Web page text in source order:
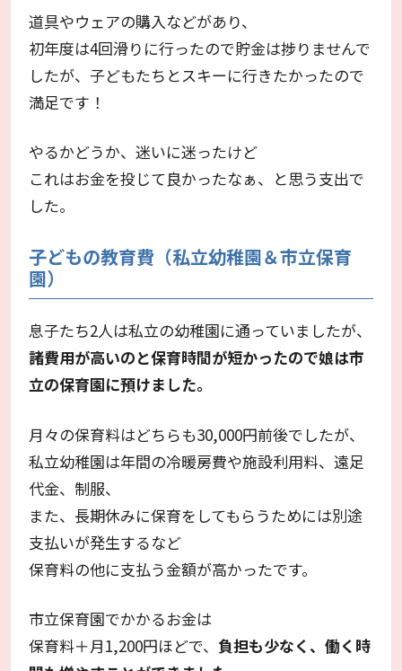
道具やウェアの購入などがあり、
初年度は4回滑りに行ったので貯金は捗りませんで
したが、子どもたちとスキーに行きたかったので
満足です！
やるかどうか、迷いに迷ったけど
これはお金を投じて良かったなぁ、と思う支出で
した。
子どもの教育費（私立幼稚園＆市立保育
園）
息子たち2人は私立の幼稚園に通っていましたが、
諸費用が高いのと保育時間が短かったので娘は市
立の保育園に預けました。
月々の保育料はどちらも30,000円前後でしたが、
私立幼稚園は年間の冷暖房費や施設利用料、遠足
代金、制服、
また、長期休みに保育をしてもらうためには別途
支払いが発生するなど
保育料の他に支払う金額が高かったです。
市立保育園でかかるお金は
保育料＋月1,200円ほどで、 負担も少なく、働く時